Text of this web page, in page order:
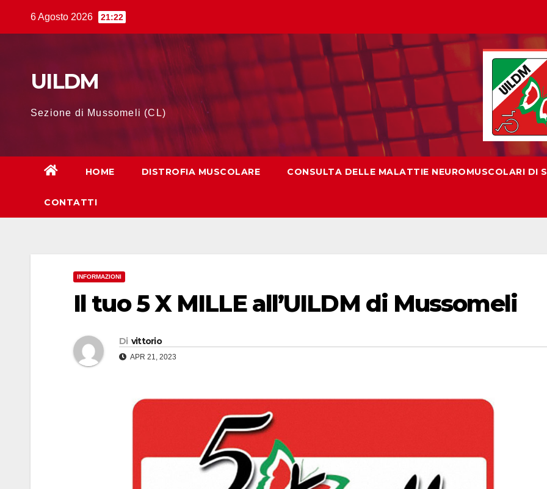
6 Agosto 2026 21:22
UILDM
Sezione di Mussomeli (CL)
HOME DISTROFIA MUSCOLARE CONSULTA DELLE MALATTIE NEUROMUSCOLARI DI
CONTATTI
INFORMAZIONI
Il tuo 5 X MILLE all’UILDM di Mussomeli
Di vittorio
APR 21, 2023